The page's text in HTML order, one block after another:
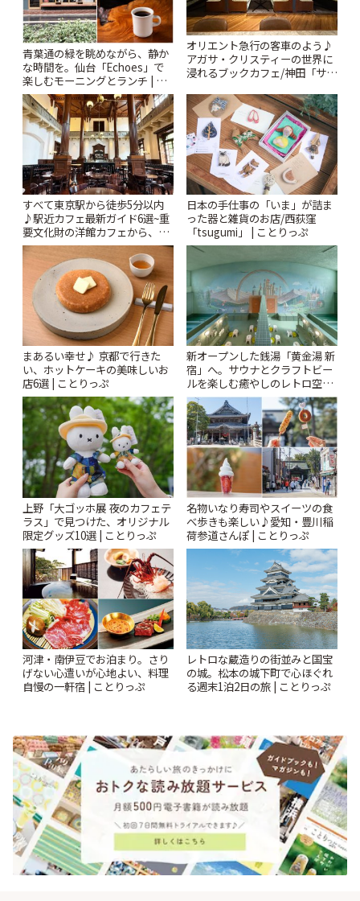
青葉通の緑を眺めながら、静か
な時間を。仙台「Echoes」で
楽しむモーニングとランチ | こ
とりっぷ
オリエント急行の客車のよう♪
アガサ・クリスティーの世界に
浸れるブックカフェ/神田「サロ
すべて東京駅から徒歩5分以内
♪駅近カフェ最新ガイド6選~重
要文化財の洋館カフェから、改
札すぐのレトロ喫茶まで~ | こと
りっぷ
日本の手仕事の「いま」が詰ま
った器と雑貨のお店/西荻窪
「tsugumi」 | ことりっぷ
まあるい幸せ♪ 京都で行きた
い、ホットケーキの美味しいお
店6選 | ことりっぷ
新オープンした銭湯「黄金湯 新
宿」へ。サウナとクラフトビー
ルを楽しむ癒やしのレトロ空間
| ことりっぷ
上野「大ゴッホ展 夜のカフェテ
ラス」で見つけた、オリジナル
限定グッズ10選 | ことりっぷ
名物いなり寿司やスイーツの食
べ歩きも楽しい♪愛知・豊川稲
荷参道さんぽ | ことりっぷ
河津・南伊豆でお泊まり。さり
げない心遣いが心地よい、料理
自慢の一軒宿 | ことりっぷ
レトロな蔵造りの街並みと国宝
の城。松本の城下町で心ほぐれ
る週末1泊2日の旅 | ことりっぷ